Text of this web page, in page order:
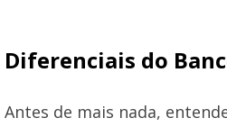
Diferenciais do
Antes de mais nada,